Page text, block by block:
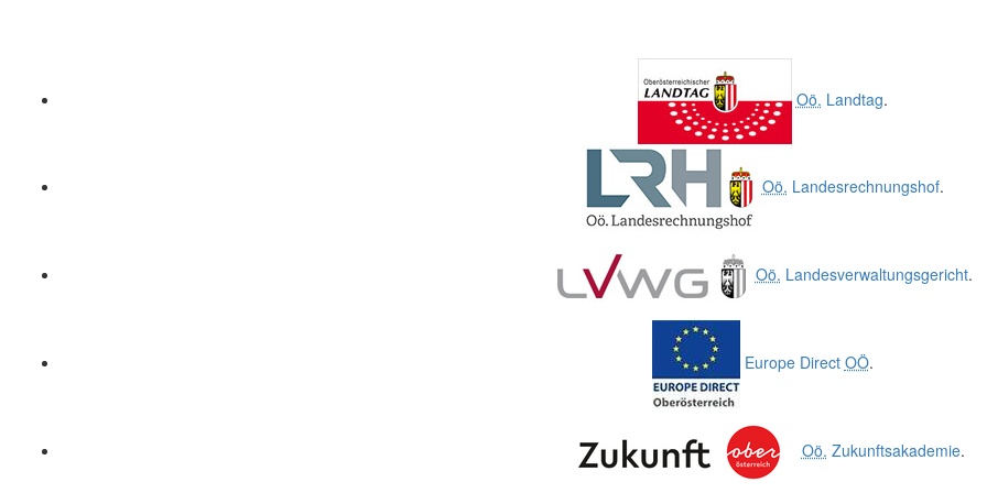
Oö. Landtag.
Oö. Landesrechnungshof.
Oö. Landesverwaltungsgericht.
Europe Direct OÖ.
Oö. Zukunftsakademie.